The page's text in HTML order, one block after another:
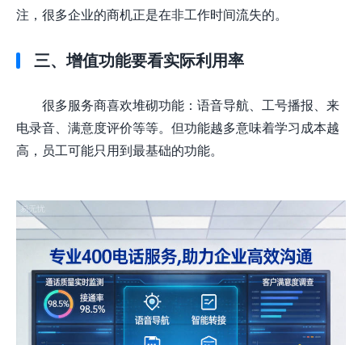
注，很多企业的商机正是在非工作时间流失的。
三、增值功能要看实际利用率
很多服务商喜欢堆砌功能：语音导航、工号播报、来
电录音、满意度评价等等。但功能越多意味着学习成本越
高，员工可能只用到最基础的功能。